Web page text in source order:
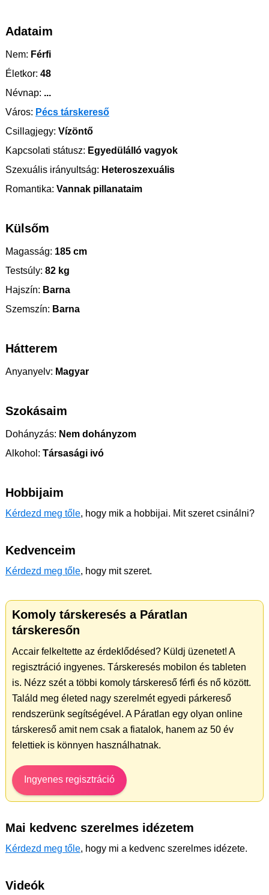
Adataim
Nem: Férfi
Életkor: 48
Névnap: ...
Város: Pécs társkereső
Csillagjegy: Vízöntő
Kapcsolati státusz: Egyedülálló vagyok
Szexuális irányultság: Heteroszexuális
Romantika: Vannak pillanataim
Külsőm
Magasság: 185 cm
Testsúly: 82 kg
Hajszín: Barna
Szemszín: Barna
Hátterem
Anyanyelv: Magyar
Szokásaim
Dohányzás: Nem dohányzom
Alkohol: Társasági ivó
Hobbijaim
Kérdezd meg tőle, hogy mik a hobbijai. Mit szeret csinálni?
Kedvenceim
Kérdezd meg tőle, hogy mit szeret.
Komoly társkeresés a Páratlan
társkeresőn
Accair felkeltette az érdeklődésed? Küldj üzenetet! A
regisztráció ingyenes. Társkeresés mobilon és tableten
is. Nézz szét a többi komoly társkereső férfi és nő között.
Találd meg életed nagy szerelmét egyedi párkereső
rendszerünk segítségével. A Páratlan egy olyan online
társkereső amit nem csak a fiatalok, hanem az 50 év
felettiek is könnyen használhatnak.
Ingyenes regisztráció
Mai kedvenc szerelmes idézetem
Kérdezd meg tőle, hogy mi a kedvenc szerelmes idézete.
Videók